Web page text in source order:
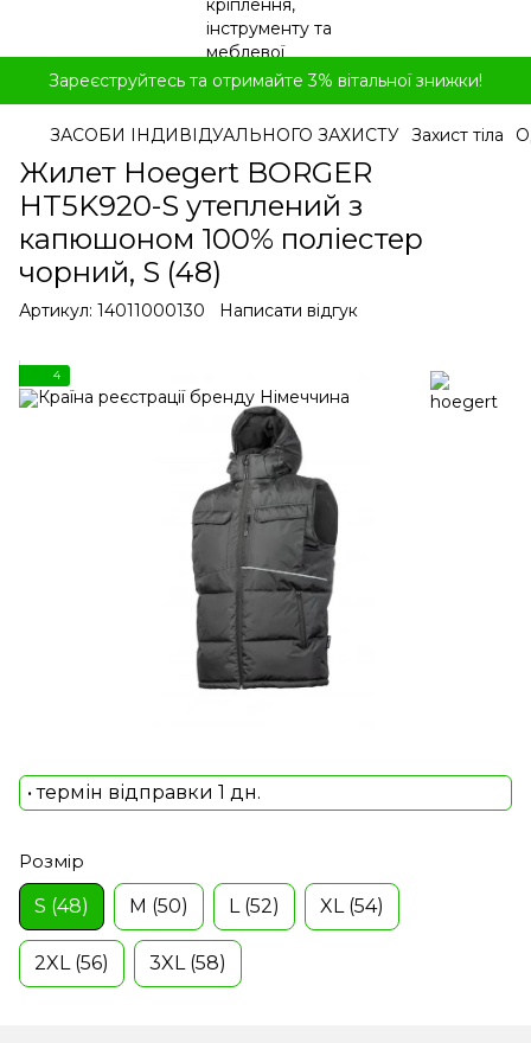
Зареєструйтесь та отримайте 3% вітальної знижки!
ЗАСОБИ ІНДИВІДУАЛЬНОГО ЗАХИСТУ Захист тіла
Жилет Hoegert BORGER
HT5K920-S утеплений з
капюшоном 100% поліестер
чорний, S (48)
Артикул: 14011000130 Написати відгук
4
• термін відправки 1 дн.
Розмір
S (48)
M (50) L (52) XL (54)
2XL (56) 3XL (58)